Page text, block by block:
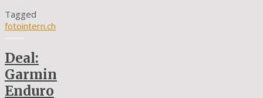
Tagged
fotointern.ch
Deal:
Garmin
Enduro